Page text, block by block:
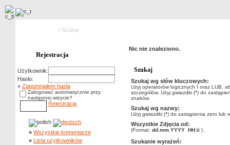
/ Szukaj
Rejestracja
Użytkownik:
Hasło:
» Zapomniałem hasła
Zalogować automatycznie przy
następnej wizycie?
Rejestracja
» Wszystkie komentarze
» Lista uzytkowników
Nic nie znaleziono.
Szukaj
Szukaj wg słów kluczowych:
Użyj operatorów logicznych I oraz LUB,
szczegółów. Użyj gwiazdki (*) do
znaków.
Szukaj wg nazwy:
Użyj gwiazdki (*) do zastąpienia zero lub
Wszystkie Zdjęcia od:
(Format: dd.mm.YYYY HH:ii ) .
Szukanie wyrażeń: